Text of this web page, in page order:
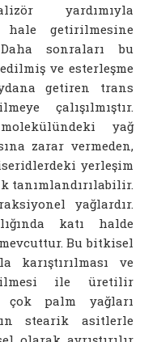
yardımıyla
getirilmesine
sonraları bu
ve esterleşme
getiren trans
çalışılmıştır.
yağ
zarar vermeden,
yerleşim
tanımlandırılabilir.
yağlardır.
katı halde
Bu bitkisel
karıştırılması ve
ile üretilir
çok palm yağları
stearik asitlerle